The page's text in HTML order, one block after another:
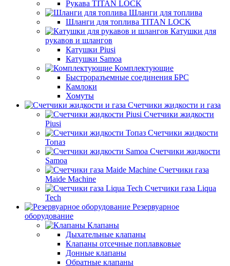
Рукава TITAN LOCK
Шланги для топлива
Шланги для топлива TITAN LOCK
Катушки для
рукавов и шлангов
Катушки Piusi
Катушки Samoa
Комплектующие
Быстроразъемные соединения БРС
Камлоки
Хомуты
Счетчики жидкости и газа
Счетчики жидкости
Piusi
Счетчики жидкости
Топаз
Счетчики жидкости
Samoa
Счетчики газа
Maide Machine
Счетчики газа Liqua
Tech
Резервуарное
оборудование
Клапаны
Дыхательные клапаны
Клапаны отсечные поплавковые
Донные клапаны
Обратные клапаны